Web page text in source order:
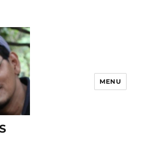
MENU